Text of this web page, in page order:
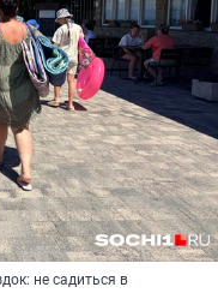
не садиться в